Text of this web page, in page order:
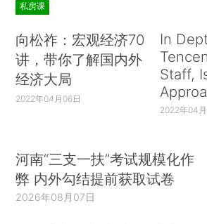
私房课
向松祚：宏观经济70
讲，带你了解国内外
经济大局
2022年04月06日
In
Staff,
2022年04月
河南“三支一扶”考试规模化作
弊 内外勾结提前获取试卷
2026年08月07日